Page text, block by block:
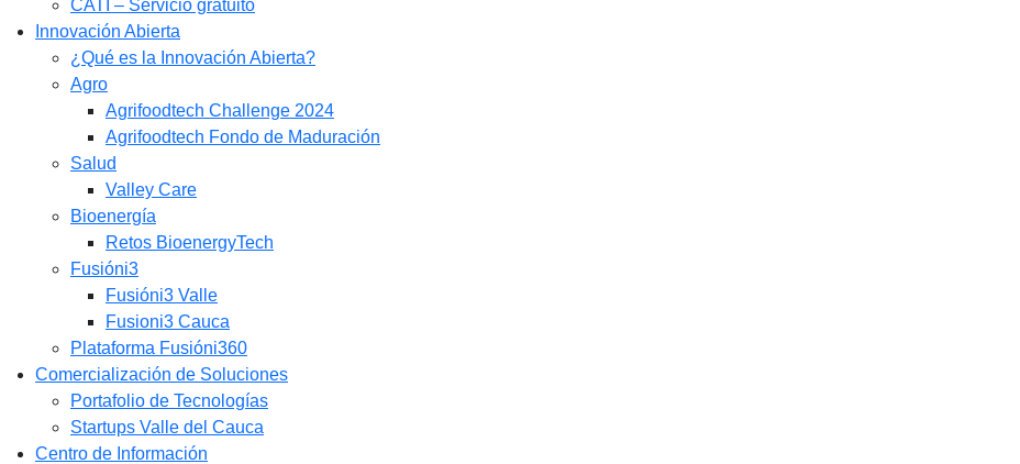
CATI – Servicio gratuito
Innovación Abierta
¿Qué es la Innovación Abierta?
Agro
Agrifoodtech Challenge 2024
Agrifoodtech Fondo de Maduración
Salud
Valley Care
Bioenergía
Retos BioenergyTech
Fusióni3
Fusióni3 Valle
Fusioni3 Cauca
Plataforma Fusióni360
Comercialización de Soluciones
Portafolio de Tecnologías
Startups Valle del Cauca
Centro de Información